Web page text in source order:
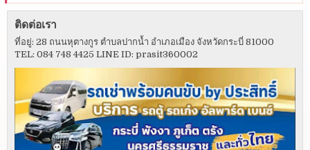
ติดต่อเรา
ที่อยู่: 28 ถนนหุตางกูร ตำบลปากน้ำ อำเภอเมือง จังหวัดกระบี่ 81000
TEL: 084 748 4425 LINE ID: prasit360002